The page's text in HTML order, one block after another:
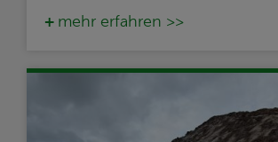
mehr erfahren >>